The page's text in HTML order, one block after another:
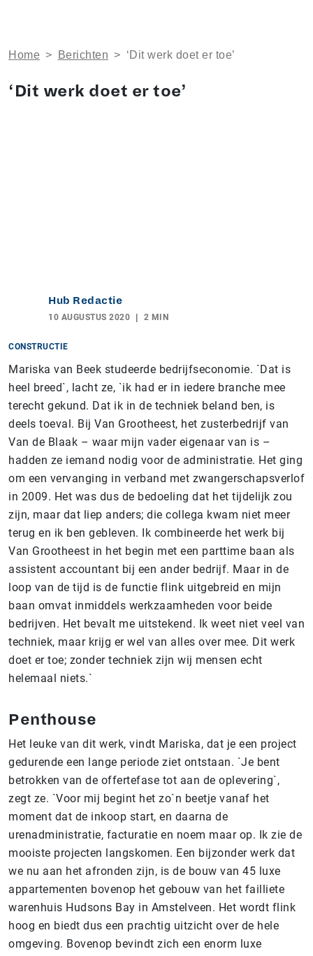
Home > Berichten > ‘Dit werk doet er toe’
‘Dit werk doet er toe’
Hub Redactie
10 AUGUSTUS 2020 2 MIN
CONSTRUCTIE
Mariska van Beek studeerde bedrijfseconomie. `Dat is
heel breed`, lacht ze, `ik had er in iedere branche mee
terecht gekund. Dat ik in de techniek beland ben, is
deels toeval. Bij Van Grootheest, het zusterbedrijf van
Van de Blaak – waar mijn vader eigenaar van is –
hadden ze iemand nodig voor de administratie. Het ging
om een vervanging in verband met zwangerschapsverlof
in 2009. Het was dus de bedoeling dat het tijdelijk zou
zijn, maar dat liep anders; die collega kwam niet meer
terug en ik ben gebleven. Ik combineerde het werk bij
Van Grootheest in het begin met een parttime baan als
assistent accountant bij een ander bedrijf. Maar in de
loop van de tijd is de functie flink uitgebreid en mijn
baan omvat inmiddels werkzaamheden voor beide
bedrijven. Het bevalt me uitstekend. Ik weet niet veel van
techniek, maar krijg er wel van alles over mee. Dit werk
doet er toe; zonder techniek zijn wij mensen echt
helemaal niets.`
Penthouse
Het leuke van dit werk, vindt Mariska, dat je een project
gedurende een lange periode ziet ontstaan. `Je bent
betrokken van de offertefase tot aan de oplevering`,
zegt ze. `Voor mij begint het zo`n beetje vanaf het
moment dat de inkoop start, en daarna de
urenadministratie, facturatie en noem maar op. Ik zie de
mooiste projecten langskomen. Een bijzonder werk dat
we nu aan het afronden zijn, is de bouw van 45 luxe
appartementen bovenop het gebouw van het failliete
warenhuis Hudsons Bay in Amstelveen. Het wordt flink
hoog en biedt dus een prachtig uitzicht over de hele
omgeving. Bovenop bevindt zich een enorm luxe